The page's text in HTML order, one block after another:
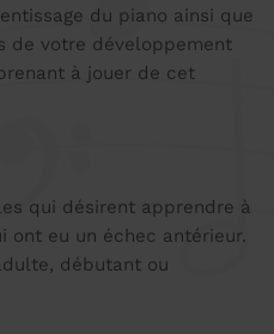
du piano ainsi que
de votre développement
à jouer de cet
qui désirent apprendre à
ont eu un échec antérieur.
débutant ou